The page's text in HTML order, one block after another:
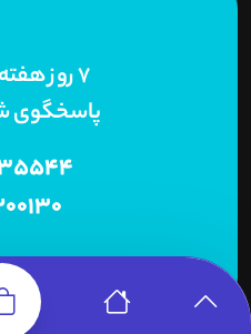
7 روز هفته 24 ساعته
پاسخگوی